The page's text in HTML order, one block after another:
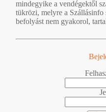
mindegyike a vendégektől
tükrözi, melyre a Szállásinfo
befolyást nem gyakorol,